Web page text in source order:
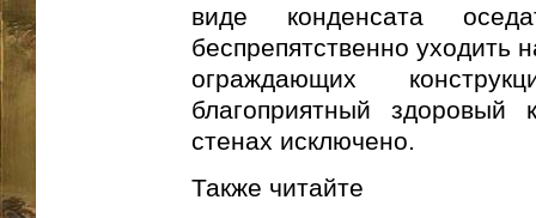
виде конденсата
беспрепятственно уходить
ограждающих
благоприятный
стенах исключено.
Также читайте